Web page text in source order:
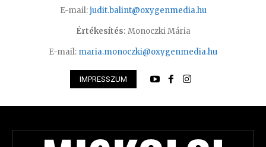
E-mail:judit.balint@oxygenmedia.hu
Értékesítés: Monoczki Mária
E-mail: maria.monoczki@oxygenmedia.hu
IMPRESSZUM